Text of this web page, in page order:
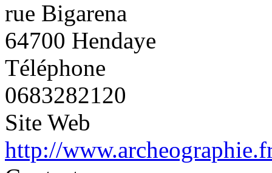
rue Bigarena
64700 Hendaye
Téléphone
0683282120
Site Web
http://